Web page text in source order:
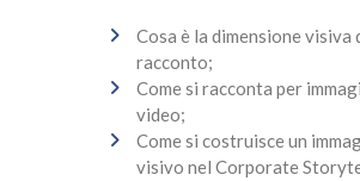
Cosa è la dimensione visiva
racconto;
Come si racconta per
video;
Come si costruisce un
visivo nel Corporate